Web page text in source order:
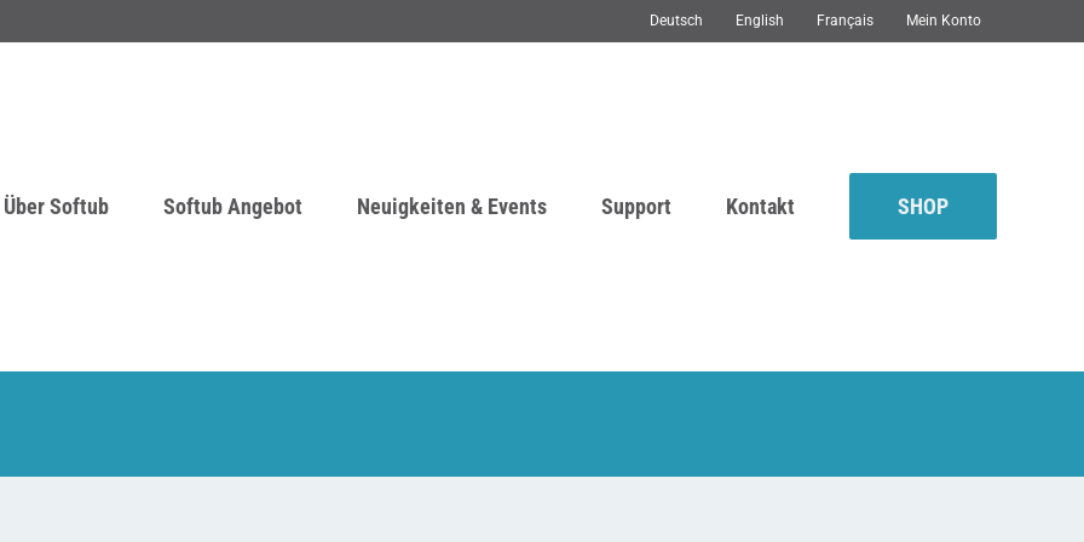
Deutsch English Français Mein Konto
Über Softub Softub Angebot Neuigkeiten & Events Support Kontakt SHOP